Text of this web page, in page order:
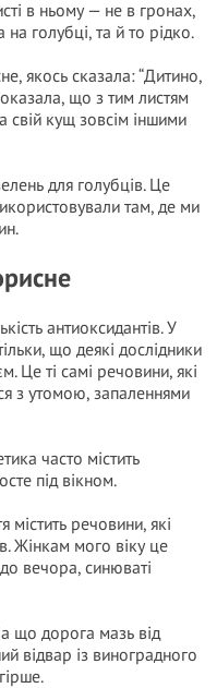
в ньому — не в гронах,
голубці, та й то рідко.
якось сказала: “Дитино,
що з тим листям
свій кущ зовсім іншими
для голубців. Це
там, де ми
антиоксидантів. У
що деякі дослідники
Це ті самі речовини, які
з утомою, запаленнями
часто містить
під вікном.
речовини, які
Жінкам мого віку це
вечора, синюваті
що дорога мазь від
відвар із виноградного